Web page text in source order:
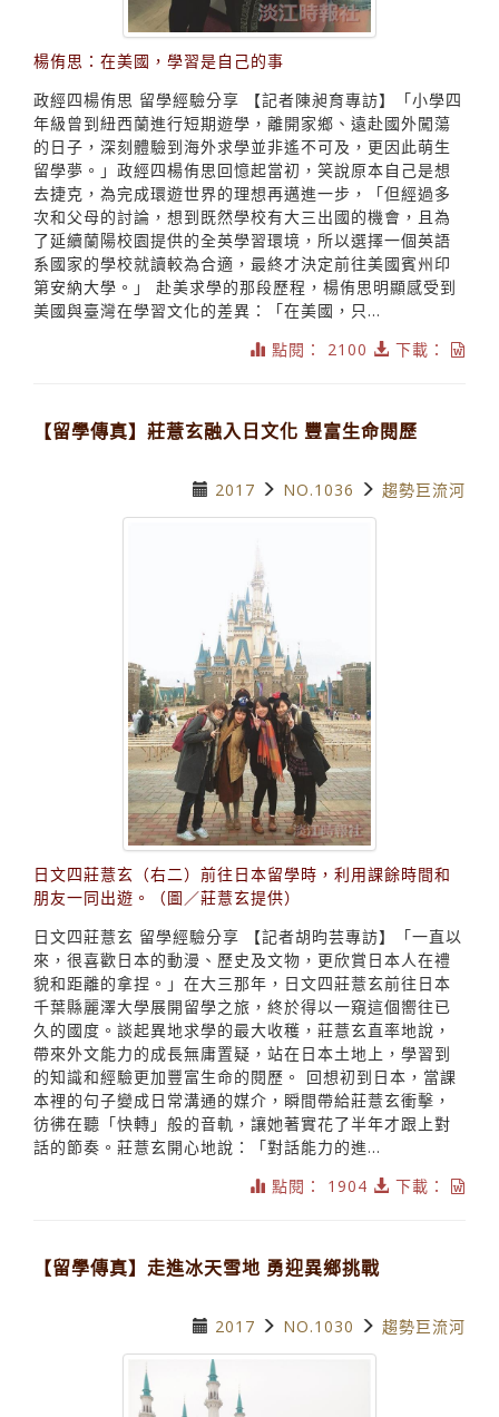
楊侑思：在美國，學習是自己的事
政經四楊侑思 留學經驗分享 【記者陳昶育專訪】「小學四
年級曾到紐西蘭進行短期遊學，離開家鄉、遠赴國外闖蕩
的日子，深刻體驗到海外求學並非遙不可及，更因此萌生
留學夢。」政經四楊侑思回憶起當初，笑說原本自己是想
去捷克，為完成環遊世界的理想再邁進一步，「但經過多
次和父母的討論，想到既然學校有大三出國的機會，且為
了延續蘭陽校園提供的全英學習環境，所以選擇一個英語
系國家的學校就讀較為合適，最終才決定前往美國賓州印
第安納大學。」 赴美求學的那段歷程，楊侑思明顯感受到
美國與臺灣在學習文化的差異：「在美國，只...
點閱： 2100
下載：
【留學傳真】莊薏玄融入日文化 豐富生命閱歷
2017 NO.1036 趨勢巨流河
日文四莊薏玄（右二）前往日本留學時，利用課餘時間和
朋友一同出遊。（圖／莊薏玄提供）
日文四莊薏玄 留學經驗分享 【記者胡昀芸專訪】「一直以
來，很喜歡日本的動漫、歷史及文物，更欣賞日本人在禮
貌和距離的拿捏。」在大三那年，日文四莊薏玄前往日本
千葉縣麗澤大學展開留學之旅，終於得以一窺這個嚮往已
久的國度。談起異地求學的最大收穫，莊薏玄直率地說，
帶來外文能力的成長無庸置疑，站在日本土地上，學習到
的知識和經驗更加豐富生命的閱歷。 回想初到日本，當課
本裡的句子變成日常溝通的媒介，瞬間帶給莊薏玄衝擊，
彷彿在聽「快轉」般的音軌，讓她著實花了半年才跟上對
話的節奏。莊薏玄開心地說：「對話能力的進...
點閱： 1904
下載：
【留學傳真】走進冰天雪地 勇迎異鄉挑戰
2017 NO.1030 趨勢巨流河